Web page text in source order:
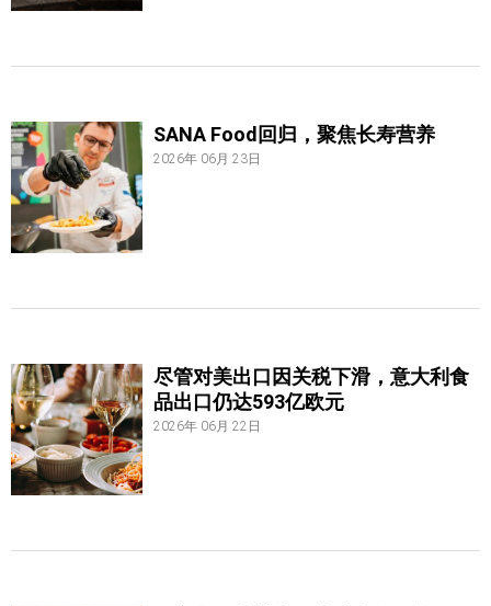
SANA Food回归，聚焦长寿营养
2026年 06月 23日
尽管对美出口因关税下滑，意大利食
品出口仍达593亿欧元
2026年 06月 22日